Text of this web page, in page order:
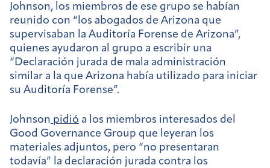
Johnson, los miembros de ese grupo se habían
reunido con “los abogados de Arizona que
supervisaban la Auditoría Forense de Arizona”,
quienes ayudaron al grupo a escribir una
“Declaración jurada de mala administración
similar a la que Arizona había utilizado para iniciar
su Auditoría Forense”.
Johnson pidió a los miembros interesados del
Good Governance Group que leyeran los
materiales adjuntos, pero “no presentaran
todavía” la declaración jurada contra los